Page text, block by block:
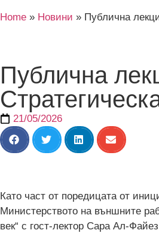
Home » Новини » Публична
Публична
21/05/2026
Като част от поредицата от
Министерството на външните
век“ с гост-лектор Сара Ал-